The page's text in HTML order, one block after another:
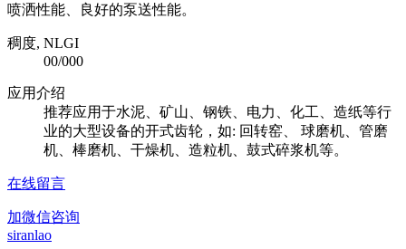
喷洒性能、良好的泵送性能。
稠度, NLGI
00/000
应用介绍
推荐应用于水泥、矿山、钢铁、电力、化工、造纸等行
业的大型设备的开式齿轮，如: 回转窑、 球磨机、管磨
机、棒磨机、干燥机、造粒机、鼓式碎浆机等。
在线留言
加微信咨询
siranlao